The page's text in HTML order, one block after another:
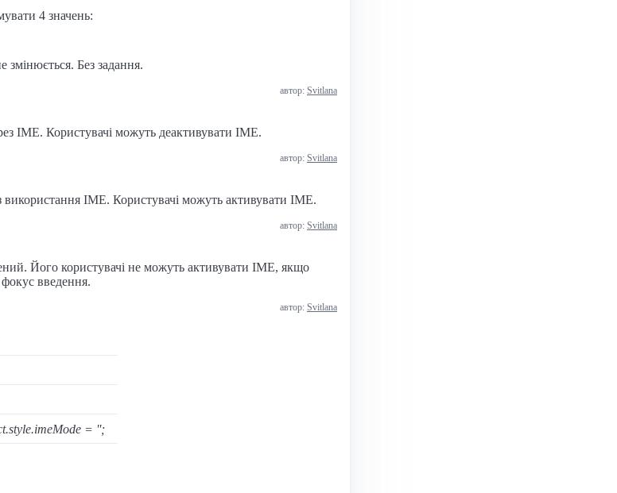
4 значень:
змінюється. Без задання.
автор: Svitlana
IME. Користувачі можуть деактивувати IME.
автор: Svitlana
використання IME. Користувачі можуть активувати IME.
автор: Svitlana
Його користувачі не можуть активувати IME, якщо
введення.
автор: Svitlana
= '';